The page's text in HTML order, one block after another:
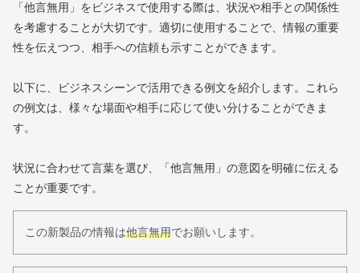
「他言無用」をビジネスで使用する際は、状況や相手との関係性
を考慮することが大切です。適切に使用することで、情報の重要
性を伝えつつ、相手への信頼も示すことができます。
以下に、ビジネスシーンで活用できる例文を紹介します。これら
の例文は、様々な場面や相手に応じて使い分けることができま
す。
状況に合わせて言葉を選び、「他言無用」の意図を明確に伝える
ことが重要です。
この新製品の情報は他言無用でお願いします。